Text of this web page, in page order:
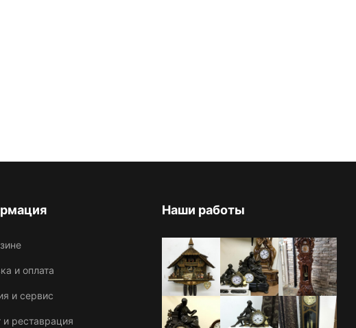
и оплата
и сервис
и реставрация
Наши работы